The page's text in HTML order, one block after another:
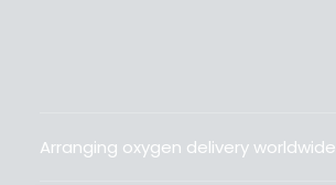
Arranging oxygen delivery worldwide